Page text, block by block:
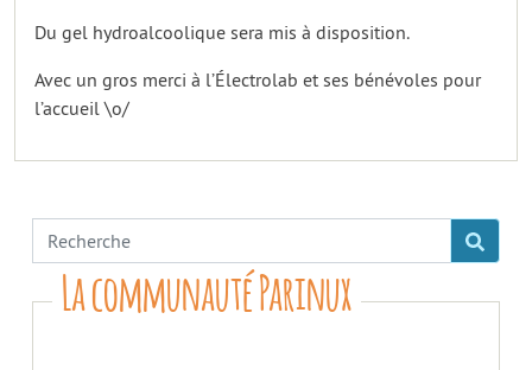
Du gel hydroalcoolique sera mis à disposition.
Avec un gros merci à l’Électrolab et ses bénévoles pour
l’accueil \o/
La communauté Parinux